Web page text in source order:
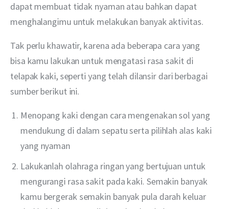
dapat membuat tidak nyaman atau bahkan dapat
menghalangimu untuk melakukan banyak aktivitas.
Tak perlu khawatir, karena ada beberapa cara yang
bisa kamu lakukan untuk mengatasi rasa sakit di
telapak kaki, seperti yang telah dilansir dari berbagai
sumber berikut ini.
Menopang kaki dengan cara mengenakan sol yang
mendukung di dalam sepatu serta pilihlah alas kaki
yang nyaman
Lakukanlah olahraga ringan yang bertujuan untuk
mengurangi rasa sakit pada kaki. Semakin banyak
kamu bergerak semakin banyak pula darah keluar